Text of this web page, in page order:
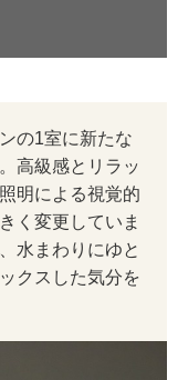
の1室に新たな
高級感とリラッ
明による視覚的
く変更していま
水まわりにゆと
クスした気分を